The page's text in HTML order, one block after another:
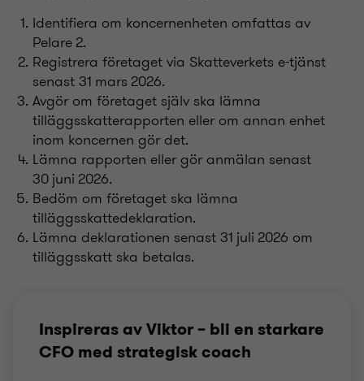
Identifiera om koncernenheten omfattas av
Pelare 2.
Registrera företaget via Skatteverkets e-tjänst
senast 31 mars 2026.
Avgör om företaget själv ska lämna
tilläggsskatterapporten eller om annan enhet
inom koncernen gör det.
Lämna rapporten eller gör anmälan senast
30 juni 2026.
Bedöm om företaget ska lämna
tilläggsskattedeklaration.
Lämna deklarationen senast 31 juli 2026 om
tilläggsskatt ska betalas.
Inspireras av Viktor – bli en starkare
CFO med strategisk coach